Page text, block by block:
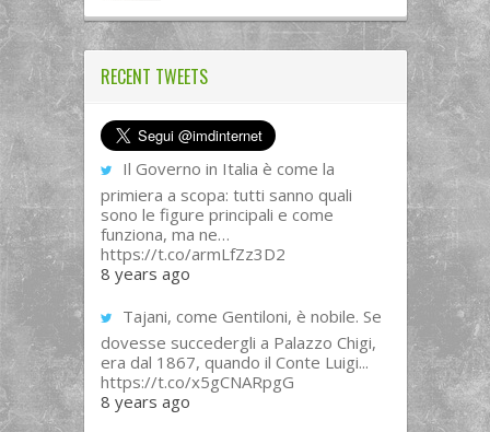
RECENT TWEETS
Il Governo in Italia è come la
primiera a scopa: tutti sanno quali
sono le figure principali e come
funziona, ma ne…
https://t.co/armLfZz3D2
8 years ago
Tajani, come Gentiloni, è nobile. Se
dovesse succedergli a Palazzo Chigi,
era dal 1867, quando il Conte Luigi...
https://t.co/x5gCNARpgG
8 years ago